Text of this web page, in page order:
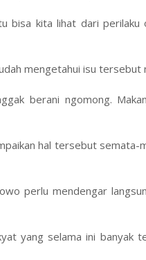
bisa kita lihat dari
mengetahui isu
berani ngomong.
hal tersebut
perlu mendengar
yang selama ini banyak